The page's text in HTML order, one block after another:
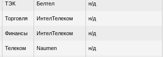
ТЭК Белтел н/д
Торговля ИнтелТелеком н/д
Финансы ИнтелТелеком н/д
Телеком Naumen н/д